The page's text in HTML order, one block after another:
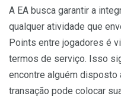
A EA busca garantir a
qualquer atividade que
Points entre jogadores é
termos de serviço. Isso
encontre alguém
transação pode colocar